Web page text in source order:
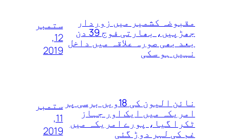
مقبوضہ کشمیر میں زوردار
جھڑپیں، بھارتی فوج 39 دن
بعد بھی صورہ علاقہ میں داخل
نہیں ہو سکی
ستمبر
12,
2019
نائن الیون کی 18ویں‌ برسی پر
امریکہ میں ایک اور جہاز
ٹکرا گیا، پورے امریکہ میں
غم کی لہر دوڑ گئی
ستمبر
11,
2019